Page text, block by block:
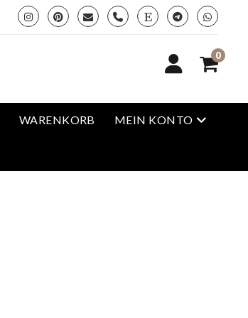
phone
0
WARENKORB MEIN KONTO open